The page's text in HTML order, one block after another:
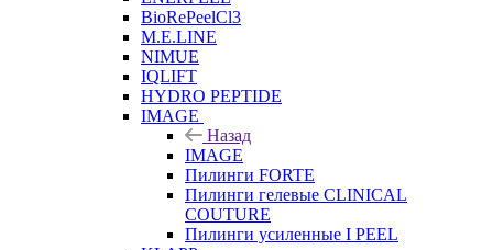
BioRePeelCl3
M.E.LINE
NIMUE
IQLIFT
HYDRO PEPTIDE
IMAGE
Назад
IMAGE
Пилинги FORTE
Пилинги гелевые CLINICAL
COUTURE
Пилинги усиленные I PEEL